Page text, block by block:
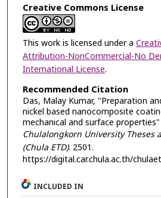
Creative Commons License
This work is licensed under a
Attribution-NonCommercial-No
International License.
Recommended Citation
Das, Malay Kumar, "Preparation
nickel based nanocomposite
mechanical and surface properties"
Chulalongkorn University Theses
(Chula ETD). 2501.
https://digital.car.chula.ac.th/
INCLUDED IN